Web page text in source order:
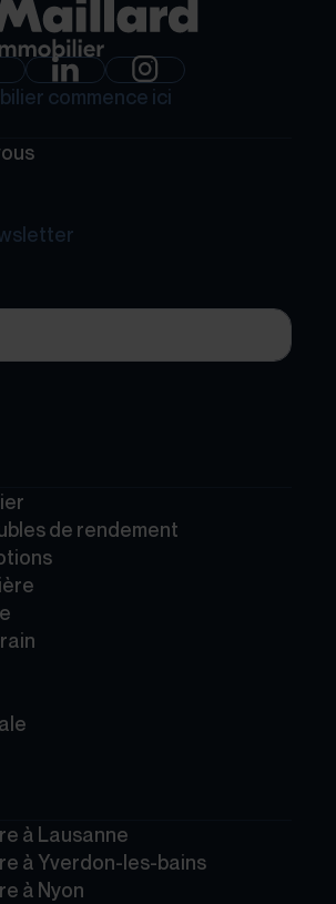
commence ici
de rendement
à Lausanne
à Yverdon-les-bains
à Nyon